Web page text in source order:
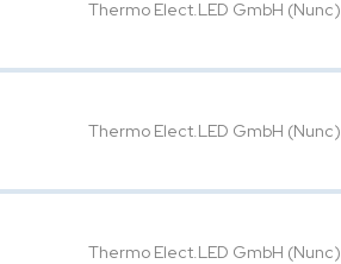
Thermo Elect.LED GmbH (Nunc)
Thermo Elect.LED GmbH (Nunc)
Thermo Elect.LED GmbH (Nunc)